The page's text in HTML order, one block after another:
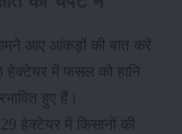
आए आंकड़ों की बात करें
में फसल को हानि
हुए हैं।
हेक्टेयर में किसानों की